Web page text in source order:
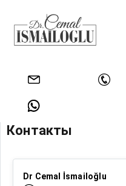
info@drcemalismailoglu.com
+905353515492
Контакты
Dr Cemal İsmailoğlu